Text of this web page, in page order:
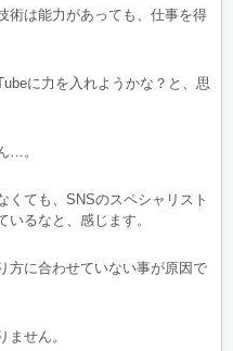
術は能力があっても、仕事を得
に力を入れようかな？と、思
…。
くても、SNSのスペシャリスト
るなと、感じます。
方に合わせていない事が原因で
せん。